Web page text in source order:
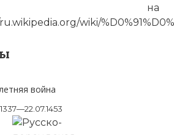
на
wiki/
война
являлась первым
и 1453 г. и
своего рода
конфликт, обычно